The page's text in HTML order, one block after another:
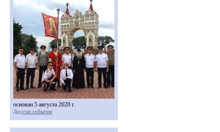
основан 5 августа 2020 г.
Другие события